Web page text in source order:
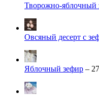
Творожно-яблочный
Овсяный десерт с
Яблочный зефир –